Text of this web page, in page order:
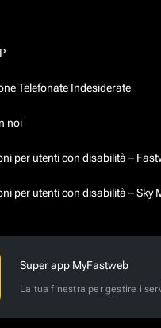
Telefonate Indesiderate
noi
per utenti con disabilità –
per utenti con disabilità – Sky
Super app MyFastweb
La tua finestra per gestire i